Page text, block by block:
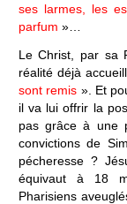
ses larmes, les
parfum »…
Le Christ, par sa
réalité déjà
sont remis ». Et
il va lui offrir la
pas grâce à une
convictions de
pécheresse ?
équivaut à 18
Pharisiens